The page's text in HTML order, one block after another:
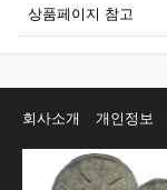
상품페이지 참고
회사소개 개인정보